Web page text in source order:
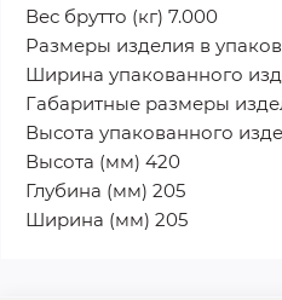
Вес брутто (кг) 7.000
Размеры изделия в
Ширина упакованного
Габаритные размеры
Высота упакованного
Высота (мм) 420
Глубина (мм) 205
Ширина (мм) 205